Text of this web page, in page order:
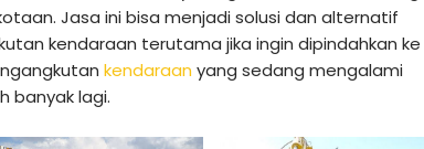
Jasa ini bisa menjadi solusi dan alternatif
kendaraan terutama jika ingin dipindahkan ke
kendaraan yang sedang mengalami
banyak lagi.